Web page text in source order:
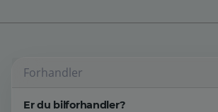
Forhandler
Er du bilforhandler?